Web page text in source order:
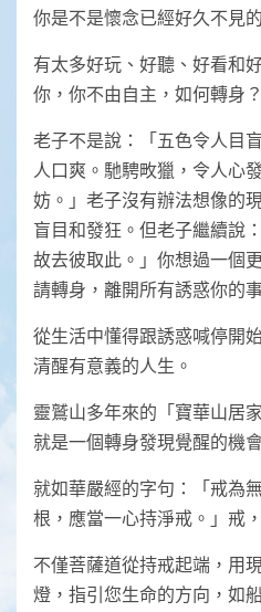
你是不是懷念已經好久不見
有太多好玩、好聽、好看和
你，你不由自主，如何轉身？
老子不是說：「五色令人目
人口爽。馳騁畋獵，令人心
妨。」老子沒有辦法想像的
盲目和發狂。但老子繼續說
故去彼取此。」你想過一個
請轉身，離開所有誘惑你的
從生活中懂得跟誘惑喊停開
清醒有意義的人生。
靈鷲山多年來的「寶華山居
就是一個轉身發現覺醒的機
就如華嚴經的字句：「戒為
根，應當一心持淨戒。」戒
不僅菩薩道從持戒起端，用
燈，指引您生命的方向，如